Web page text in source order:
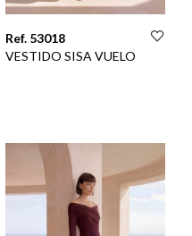
Ref. 53018
VESTIDO SISA VUELO